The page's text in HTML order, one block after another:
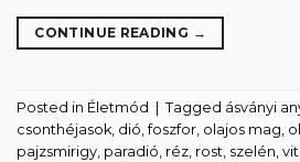
CONTINUE READING →
Posted in Életmód Tagged ásványi
csonthéjasok, dió,foszfor, olajos mag,
pajzsmirigy, paradió, réz, rost, szelén,